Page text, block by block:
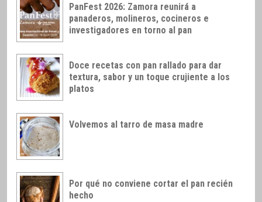
PanFest 2026: Zamora reunirá a
panaderos, molineros, cocineros e
investigadores en torno al pan
Doce recetas con pan rallado para dar
textura, sabor y un toque crujiente a los
platos
Volvemos al tarro de masa madre
Por qué no conviene cortar el pan recién
hecho